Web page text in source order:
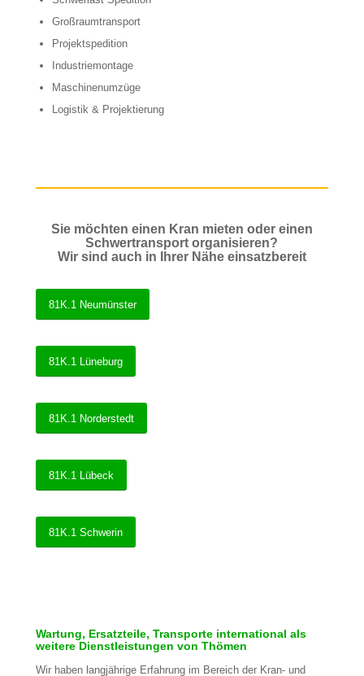
Großraumtransport
Projektspedition
Industriemontage
Maschinenumzüge
Logistik & Projektierung
Sie möchten einen Kran mieten oder einen
Schwertransport organisieren?
Wir sind auch in Ihrer Nähe einsatzbereit
81K.1 Neumünster
81K.1 Lüneburg
81K.1 Norderstedt
81K.1 Lübeck
81K.1 Schwerin
Wartung, Ersatzteile, Transporte international als
weitere Dienstleistungen von Thömen
Wir haben langjährige Erfahrung im Bereich der Kran- und